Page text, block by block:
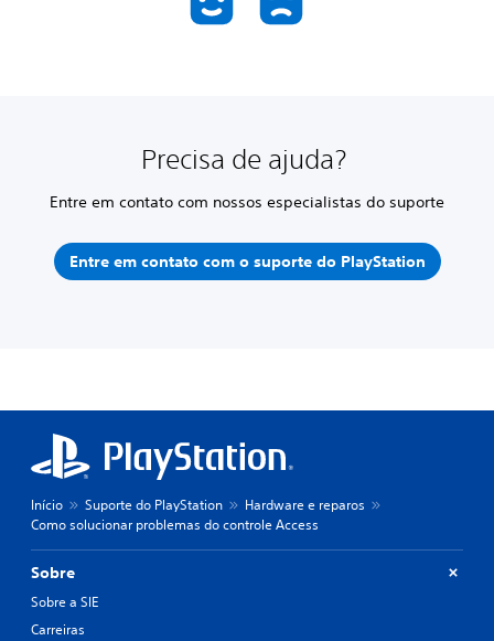
Precisa de ajuda?
Entre em contato com nossos especialistas do suporte
Entre em contato com o suporte do PlayStation
Início Suporte do PlayStation
Hardware e reparos
Como solucionar problemas do controle Access
Sobre
Sobre a SIE
Carreiras